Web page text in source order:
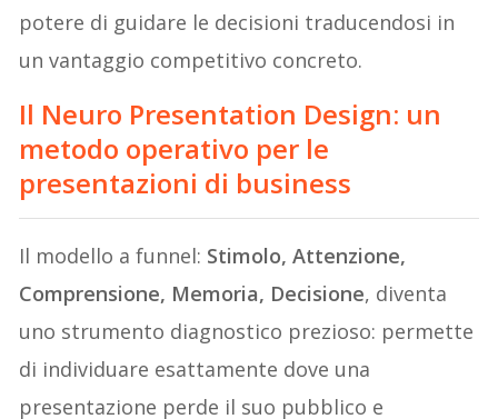
potere di guidare le decisioni traducendosi in
un vantaggio competitivo concreto.
Il Neuro Presentation Design: un
metodo operativo per le
presentazioni di business
Il modello a funnel: Stimolo, Attenzione,
Comprensione, Memoria, Decisione, diventa
uno strumento diagnostico prezioso: permette
di individuare esattamente dove una
presentazione perde il suo pubblico e